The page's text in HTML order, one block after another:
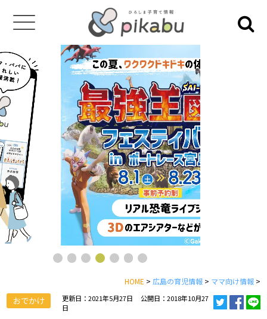
HOME > 広島の育児情報> ママ向け情報>
おでかけ 更新日：2021年5月27日
公開日：2018年10月27
日